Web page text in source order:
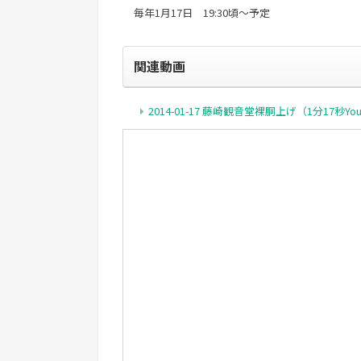
毎年1月17日 19:30頃～予定
関連動画
2014-01-17 藤崎観音堂裸胴上げ（1分17秒